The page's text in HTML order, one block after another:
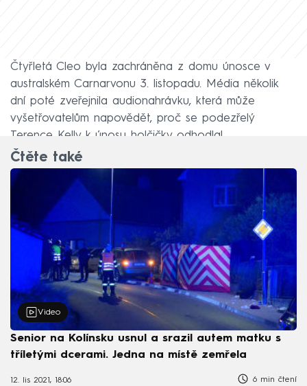
Čtyřletá Cleo byla zachráněna z domu únosce v
australském Carnarvonu 3. listopadu. Média několik
dní poté zveřejnila audionahrávku, která může
vyšetřovatelům napovědět, proč se podezřelý
Terence Kelly k únosu holčičky odhodlal.
Čtěte také
Video
Senior na Kolínsku usnul a srazil autem matku s
tříletými dcerami. Jedna na místě zemřela
12. lis 2021, 18:06 6 min čtení